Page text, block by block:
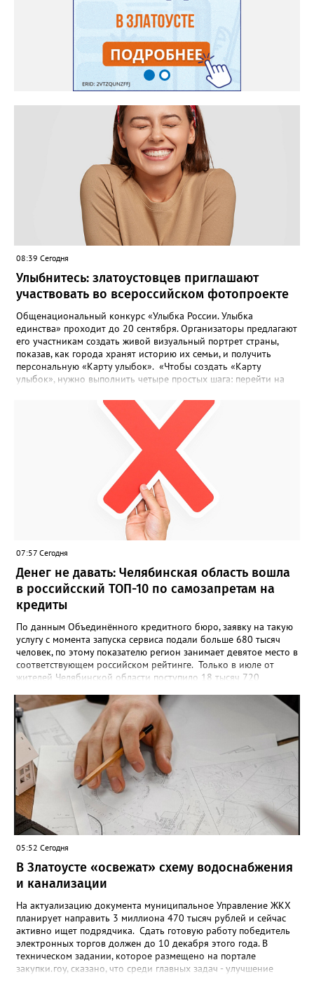
08:39 Сегодня
Улыбнитесь: златоустовцев приглашают
участвовать во всероссийском фотопроекте
Общенациональный конкурс «Улыбка России. Улыбка
единства» проходит до 20 сентября. Организаторы предлагают
его участникам создать живой визуальный портрет страны,
показав, как города хранят историю их семьи, и получить
персональную «Карту улыбок». «Чтобы создать «Карту
улыбок», нужно выполнить четыре простых шага: перейти на
улыбок»; загрузить фотографию с улыбкой – подойдёт портрет
одного человека, пары, семьи или нескольких поколений в
одном кадре; отметить один или несколько городов,
связанных с историей семьи или важными воспоминаниями;
добавить подписи к городам, кратко объяснив связь с каждым
из них, указать контакты и подтвердить согласие с правилами
проекта», - говорится в инструкции на сайте проекта. ‍Заявка
может быть семейной, а после модерации стать частью
визуального архива проекта. 20 участников обещают
пригласить на итоговую фотосессию в Москве. Персональную
«Карту улыбок», которую можно скачать, сохранить и
опубликовать в социальных сетях, отмечают в оргкомитете,
получат все, кто улыбнулся.
07:57 Сегодня
Денег не давать: Челябинская область вошла
в российсский ТОП-10 по самозапретам на
кредиты
По данным Объединённого кредитного бюро, заявку на такую
услугу с момента запуска сервиса подали больше 680 тысяч
человек, по этому показателю регион занимает девятое место в
соответствующем российском рейтинге. Только в июле от
жителей Челябинской области поступило 18 тысяч 720
снятие. В целом не давать им взаймы сегодня просят 543 с
лишним тысячи человек. Почти 89 тысяч за это время решили
запрет отозвать. При этом, утверждают аналитики бюро,
примерно каждый пятый из тех, кто установил самозапрет,
никогда кредиты не брал, столько же погасили долги недавно,
а больше половины имеют долговые обязательства сейчас.
05:52 Сегодня
В Златоусте «освежат» схему водоснабжения
и канализации
На актуализацию документа муниципальное Управление ЖКХ
планирует направить 3 миллиона 470 тысяч рублей и сейчас
активно ищет подрядчика. Сдать готовую работу победитель
электронных торгов должен до 10 декабря этого года. В
техническом задании, которое размещено на портале
закупки.гоу, сказано, что среди главных задач - улучшение